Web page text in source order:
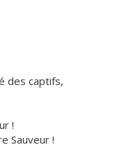
des captifs,
!
Sauveur !